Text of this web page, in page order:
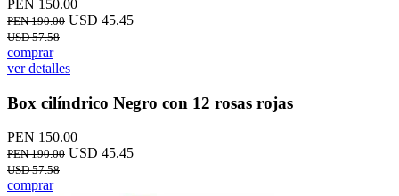
PEN 150.00
PEN 190.00 USD 45.45
USD 57.58
comprar
ver detalles
Box cilíndrico Negro con 12 rosas rojas
PEN 150.00
PEN 190.00 USD 45.45
USD 57.58
comprar